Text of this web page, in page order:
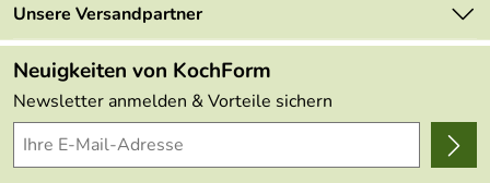
Retourenportal
FAQs
Lieferbedingungen
Delivery Terms
Kundenlogin
Angebote
Made in Germany
Themen
Wir über uns
Presse
Unsere Versandpartner
Neuigkeiten von KochForm
Newsletter anmelden & Vorteile sichern